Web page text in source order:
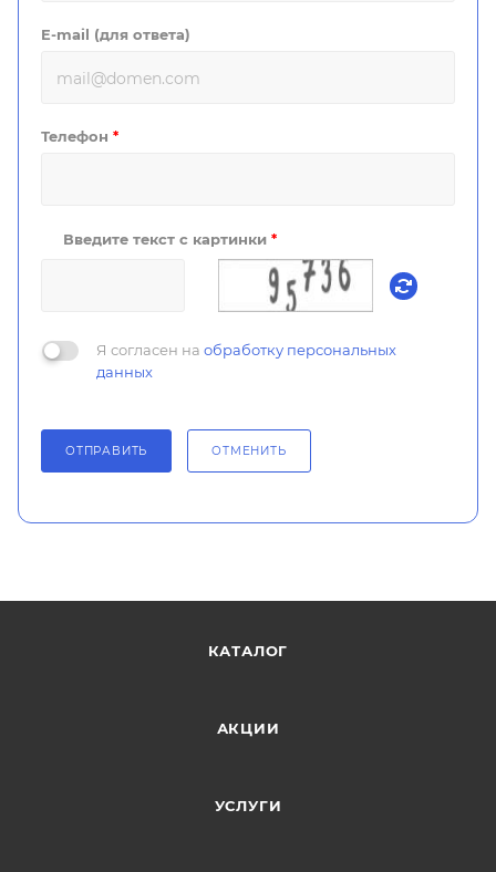
E-mail (для ответа)
Телефон *
Введите текст с картинки *
Я согласен на обработку персональных
данных
ОТПРАВИТЬ ОТМЕНИТЬ
КАТАЛОГ
АКЦИИ
УСЛУГИ